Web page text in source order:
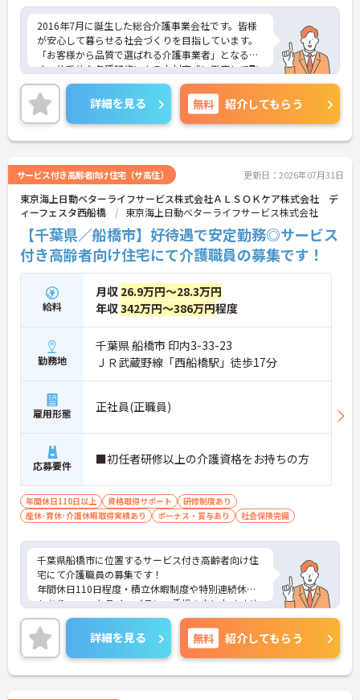
2016年7月に誕生した総合介護事業会社です。皆様
が安心して暮らせる社会づくりを目指しています。
「お客様から品質で選ばれる介護事業者」となるべ
く、体系的な各種研修による人材育成に徹底して取
り組むとともに、社内連携・コミュニケーションに
努め、チームケアの実践を通じてあらゆるサービス
において常に一定レベル以上の介護サービスを提供
して参りました。また他社とは違い施設を先に立て
るのではなく人材を確保してから施設を立てる形と
す。ご興味を持たれた方は面接対策ポイントや求人
の詳細などお話しいたしますのでお気軽にお問い合
わせ下さい。
詳細を見る 無料 紹介してもらう
サービス付き高齢者向け住宅（サ高住） 更新日：2026年07月31日
東京海上日動ベターライフサービス株式会社ＡＬＳＯＫケア株式会社 デ
ィーフェスタ西船橋
東京海上日動ベターライフサービス株式会社
【千葉県／船橋市】好待遇で安定勤務◎サービス
付き高齢者向け住宅にて介護職員の募集です！
給料
月収 26.9万円～28.3万円
年収342万円～386万円程度
勤務地
千葉県 船橋市 印内3-33-23
ＪＲ武蔵野線「西船橋駅」徒歩17分
雇用形態 正社員(正職員)
応募要件 ■初任者研修以上の介護資格をお持ちの方
年間休日110日以上 資格取得サポート
研修制度あり
産休･育休･介護休暇取得実績あり
ボーナス・賞与あり 社会保険完備
千葉県船橋市に位置するサービス付き高齢者向け住
宅にて介護職員の募集です！
年間休日110日程度・積立休暇制度や特別連続休暇
もあり、ワークライフバランス重視の方におすすめ
です♪充実した待遇と安心の福利厚生も整っていま
す。
ご興味のある方には、面接対策ポイントなど、さら
に詳細をご案内しますのでお気軽にご相談くださ
い！
詳細を見る 無料 紹介してもらう